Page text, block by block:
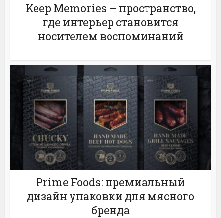
Keep Memories — пространство,
где интерьер становится
носителем воспоминаний
Prime Foods: премиальный
дизайн упаковки для мясного
бренда